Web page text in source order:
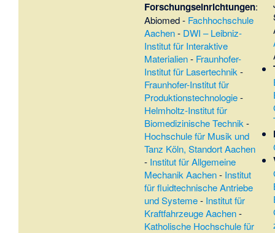
Forschungseinrichtungen:
Abiomed- Fachhochschule
Aachen- DWI – Leibniz-
Institut für Interaktive
Materialien- Fraunhofer-
Institut für Lasertechnik -
Fraunhofer-Institut für
Produktionstechnologie-
Helmholtz-Institut für
Biomedizinische Technik -
Hochschule für Musik und
Tanz Köln, Standort Aachen
- Institut für Allgemeine
Mechanik Aachen- Institut
für fluidtechnische Antriebe
und Systeme- Institut für
Kraftfahrzeuge Aachen-
Katholische Hochschule für